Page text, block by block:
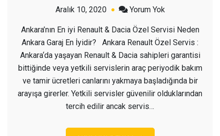
Aralık 10, 2020 Yorum Yokaçık
Renault
Özel
Servis
Ankara’nın En iyi Renault & Dacia Özel Servisi Neden
Ankara Garaj En İyidir? Ankara Renault Özel Servis :
Ankara‘da yaşayan Renault & Dacia sahipleri garantisi
bittiğinde veya yetkili servislerin araç periyodik bakım
ve tamir ücretleri canlarını yakmaya başladığında bir
arayışa girerler. Yetkili servisler güvenilir olduklarından
tercih edilir ancak servis…